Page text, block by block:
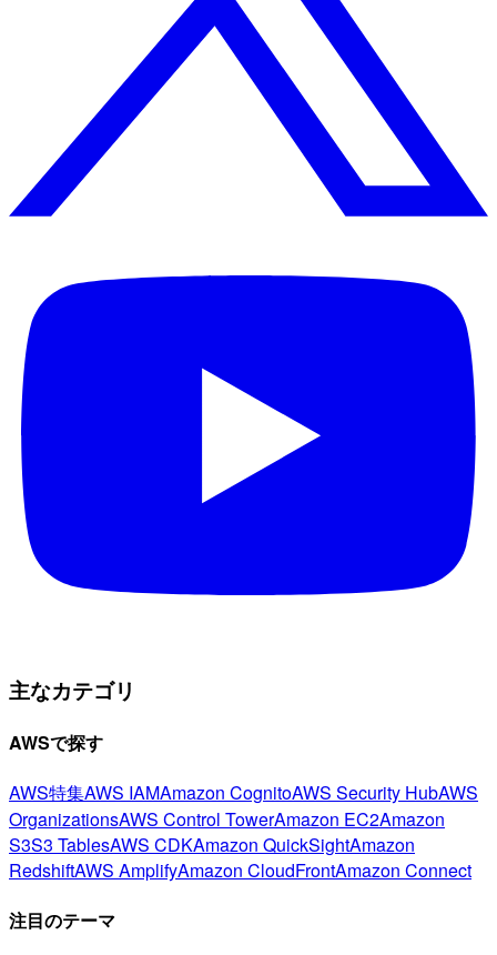
主なカテゴリ
AWSで探す
AWS特集AWS IAMAmazon CognitoAWS Security HubAWS
OrganizationsAWS Control TowerAmazon EC2Amazon
S3S3 TablesAWS CDKAmazon QuickSightAmazon
RedshiftAWS AmplifyAmazon CloudFrontAmazon Connect
注目のテーマ